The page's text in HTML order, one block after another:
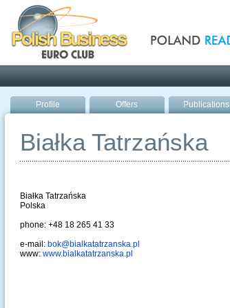
Profile Offers Publications
Białka Tatrzańska
Białka Tatrzańska
Polska
phone: +48 18 265 41 33
e-mail: bok@bialkatatrzanska.pl
www: www.bialkatatrzanska.pl